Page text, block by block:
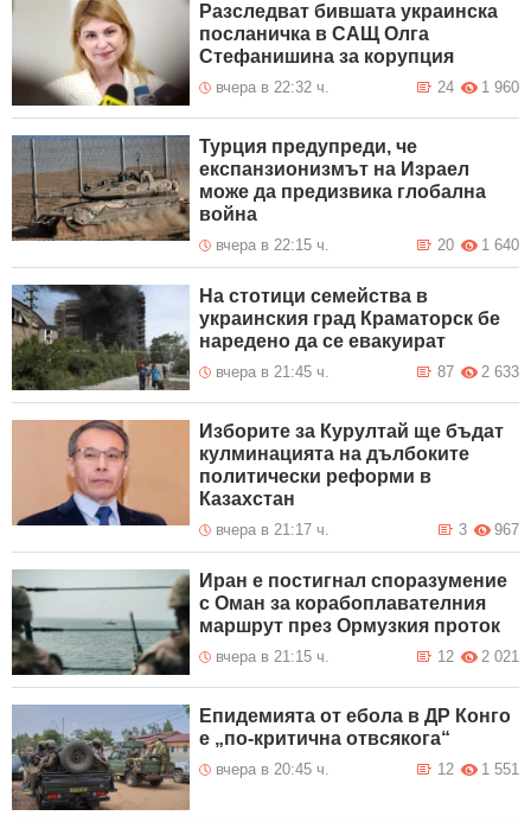
Разследват бившата украинска
посланичка в САЩ Олга
Стефанишина за корупция
вчера в 22:32 ч. 1 960
24
Турция предупреди, че
експанзионизмът на Израел
може да предизвика глобална
война
вчера в 22:15 ч. 1 640
20
На стотици семейства в
украинския град Краматорск бе
наредено да се евакуират
вчера в 21:45 ч. 2 633
87
Изборите за Курултай ще бъдат
кулминацията на дълбоките
политически реформи в
Казахстан
вчера в 21:17 ч. 967
3
Иран е постигнал споразумение
с Оман за корабоплавателния
маршрут през Ормузкия проток
вчера в 21:15 ч. 2 021
12
Епидемията от ебола в ДР Конго
е „по-критична отвсякога“
вчера в 20:45 ч. 1 551
12